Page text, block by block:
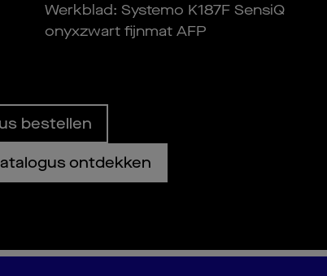
Werkblad: Systemo K187F SensiQ
onyxzwart fijnmat AFP
bestellen
ontdekken